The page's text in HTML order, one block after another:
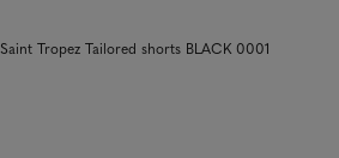
Saint Tropez Tailored shorts BLACK 0001